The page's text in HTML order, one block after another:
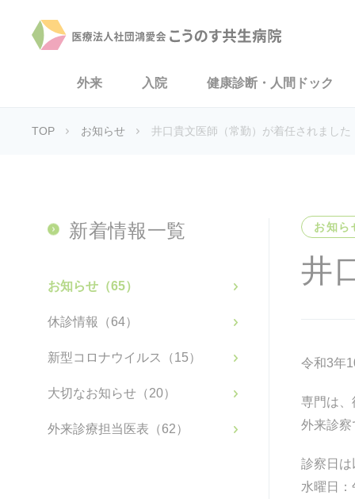
外来 入院 健康診断・人間ドック
TOP お知らせ 井口貴文医師（常勤）が着任されました
お知ら
井
令和3年
専門は、
外来診察
診察日は
水曜日：
新着情報一覧
お知らせ（65）
休診情報（64）
新型コロナウイルス（15）
大切なお知らせ（20）
外来診療担当医表（62）